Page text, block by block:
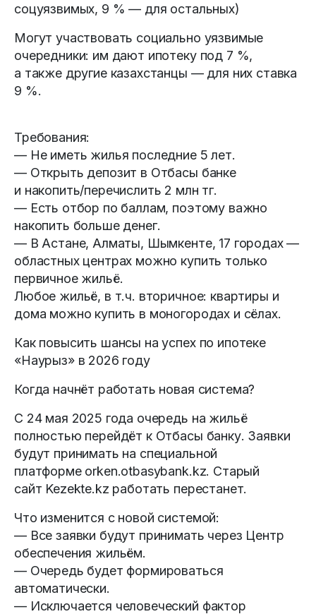
соцуязвимых, 9 % — для остальных)
Могут участвовать социально уязвимые
очередники: им дают ипотеку под 7 %,
а также другие казахстанцы — для них ставка
9 %.
Требования:
— Не иметь жилья последние 5 лет.
— Открыть депозит в Отбасы банке
и накопить/перечислить 2 млн тг.
— Есть отбор по баллам, поэтому важно
накопить больше денег.
— В Астане, Алматы, Шымкенте, 17 городах —
областных центрах можно купить только
первичное жильё.
Любое жильё, в т.ч. вторичное: квартиры и
дома можно купить в моногородах и сёлах.
Как повысить шансы на успех по ипотеке
«Наурыз» в 2026 году
Когда начнёт работать новая система?
С 24 мая 2025 года очередь на жильё
полностью перейдёт к Отбасы банку. Заявки
будут принимать на специальной
платформе orken.otbasybank.kz. Старый
сайт Kezekte.kz работать перестанет.
Что изменится с новой системой:
— Все заявки будут принимать через Центр
обеспечения жильём.
— Очередь будет формироваться
автоматически.
— Исключается человеческий фактор